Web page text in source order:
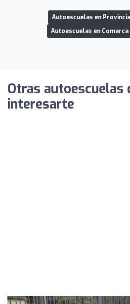
Autoescuelas en
Autoescuelas en
Otras autoescuelas
interesarte